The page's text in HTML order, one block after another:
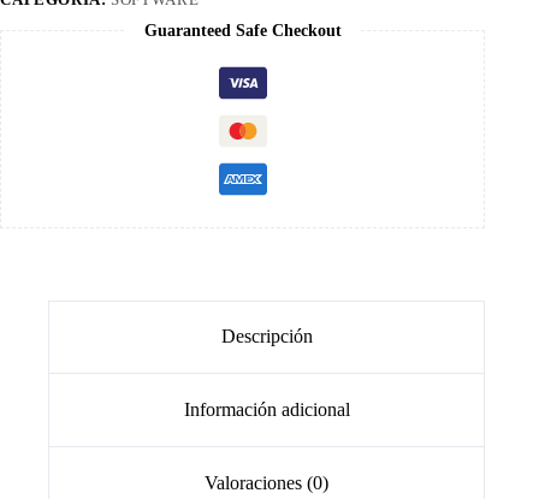
Guaranteed Safe Checkout
Descripción
Información adicional
Valoraciones (0)